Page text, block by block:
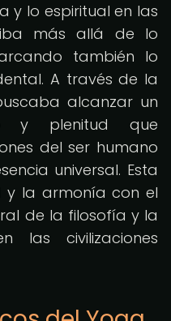
y lo espiritual en las
iba más allá de lo
también lo
A través de la
alcanzar un
y plenitud que
del ser humano
universal. Esta
y la armonía con el
de la filosofía y la
las civilizaciones